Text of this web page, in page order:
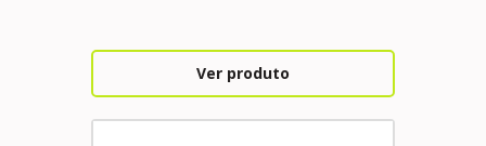
Ver produto